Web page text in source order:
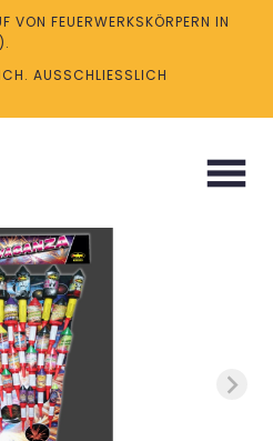
VON FEUERWERKSKÖRPERN IN
AUSSCHLIESSLICH A
( 24 Stück )